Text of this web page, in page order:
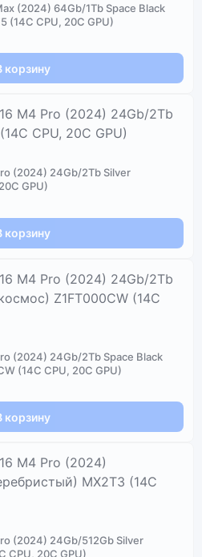
(2024) 64Gb/1Tb Space Black
(14C CPU, 20C GPU)
корзину
(2024) 24Gb/2Tb Silver
GPU)
корзину
(2024) 24Gb/2Tb Space Black
(14C CPU, 20C GPU)
корзину
(2024) 24Gb/512Gb Silver
CPU, 20C GPU)